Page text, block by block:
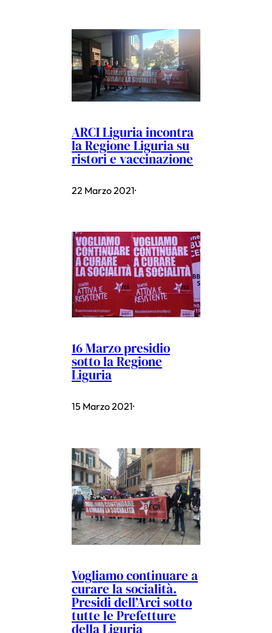
ARCI Liguria incontra
la Regione Liguria su
ristori e vaccinazione
22 Marzo 2021·
16 Marzo presidio
sotto la Regione
Liguria
15 Marzo 2021·
Vogliamo continuare a
curare la socialità.
Presidi dell’Arci sotto
tutte le Prefetture
della Liguria